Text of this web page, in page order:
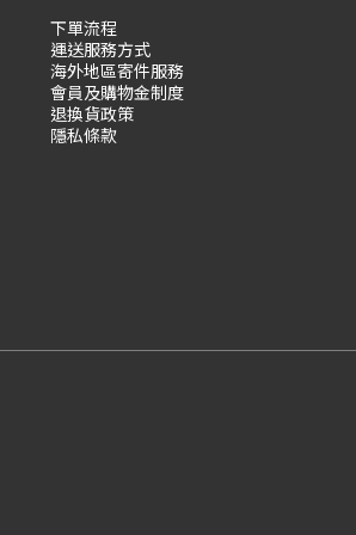
下單流程
運送服務方式
海外地區寄件服務
會員及購物金制度
退換貨政策
隱私條款